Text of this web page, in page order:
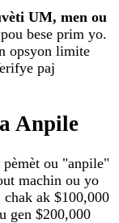
UM, men ou
bese prim yo.
opsyon limite
paj
Anpile
ou "anpile"
machin ou yo
ak $100,000
gen $200,000